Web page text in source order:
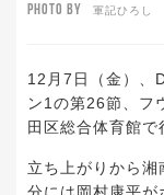
PHOTO BY 軍記ひろし
12月7日（金）、
ン1の第26節、フ
田区総合体育館で
立ち上がりから
分には岡村康平が